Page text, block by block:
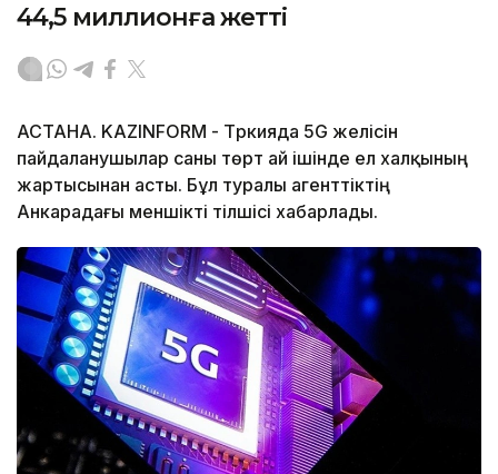
44,5 миллионға жетті
АСТАНА. KAZINFORM - Түркияда 5G желісін
пайдаланушылар саны төрт ай ішінде ел халқының
жартысынан асты. Бұл туралы агенттіктің
Анкарадағы меншікті тілшісі хабарлады.